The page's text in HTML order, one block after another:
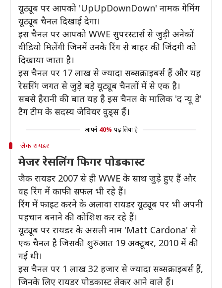
यूट्यूब पर आपको 'UpUpDownDown' नामक गेमिंग
यूट्यूब चैनल दिखाई देगा।
इस चैनल पर आपको WWE सुपरस्टार्स से जुड़ी अनेकों
वीडियो मिलेंगी जिनमें उनके रिंग से बाहर की जिंदगी को
दिखाया जाता है।
इस चैनल पर 17 लाख से ज्यादा सब्सक्राइबर्स हैं और यह
रेसलिंग जगत से जुड़े बड़े यूट्यूब चैनलों में से एक है।
सबसे हैरानी की बात यह है इस चैनल के मालिक 'द न्यू डे'
टैग टीम के सदस्य जेवियर वुड्स हैं।
आपने 40% पढ़ लिया है
जैक रायडर
मेजर रेसलिंग फिगर पोडकास्ट
जैक रायडर 2007 से ही WWE के साथ जुड़े हुए हैं और
वह रिंग में काफी सफल भी रहे हैं।
रिंग में फाइट करने के अलावा रायडर यूट्यूब पर भी अपनी
पहचान बनाने की कोशिश कर रहे हैं।
यूट्यूब पर रायडर के असली नाम 'Matt Cardona' से
एक चैनल है जिसकी शुरुआत 19 अक्टूबर, 2010 में की
गई थी।
इस चैनल पर 1 लाख 32 हजार से ज्यादा सब्सक्राइबर्स हैं,
जिनके लिए रायडर पोडकास्ट लेकर आने वाले हैं।